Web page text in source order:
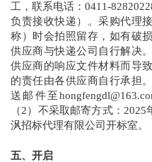
工，联系电话：0411-
负责接收快递）。采购代理
称）时会拍照留存，如有破
供应商与快递公司自行解决
供应商的响应文件材料而导
的责任由各供应商自行承担
送邮件至
（2）不采取邮寄方式：
沨招标代理有限公司开标室。
五、开启